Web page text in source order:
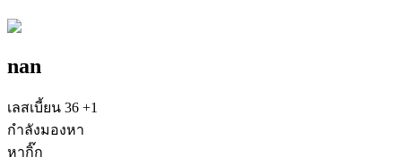
nan
เลสเบี้ยน 36 +1
กำลังมองหา
หากิ๊ก